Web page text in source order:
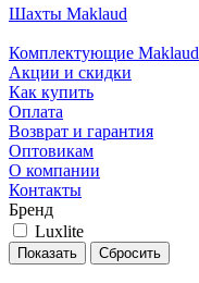
Шахты Maklaud
Комплектующие Maklaud
Акции и скидки
Как купить
Оплата
Возврат и гарантия
Оптовикам
О компании
Контакты
Бренд
Luxlite
Сбросить